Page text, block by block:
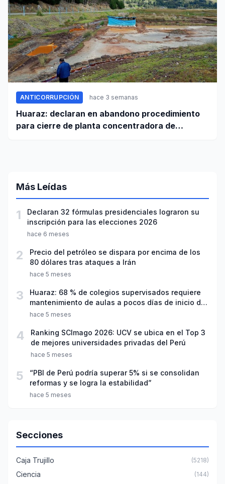
ANTICORRUPCIÓN hace 3 semanas
Huaraz: declaran en abandono procedimiento
para cierre de planta concentradora de
Más Leídas
1
Declaran 32 fórmulas presidenciales lograron su
inscripción para las elecciones 2026
hace 6 meses
2
Precio del petróleo se dispara por encima de los
80 dólares tras ataques a Irán
hace 5 meses
3
Huaraz: 68 % de colegios supervisados requiere
mantenimiento de aulas a pocos días de inicio del
año escolar 2026
hace 5 meses
4
Ranking SCImago 2026: UCV se ubica en el Top 3
de mejores universidades privadas del Perú
hace 5 meses
5
“PBI de Perú podría superar 5% si se consolidan
reformas y se logra la estabilidad”
hace 5 meses
Secciones
Caja Trujillo (5218)
Ciencia (144)